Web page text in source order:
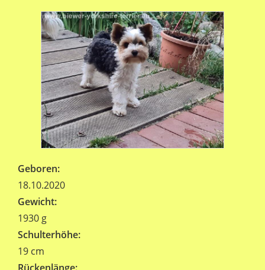
Geboren:
18.10.2020
Gewicht:
1930 g
Schulterhöhe:
19 cm